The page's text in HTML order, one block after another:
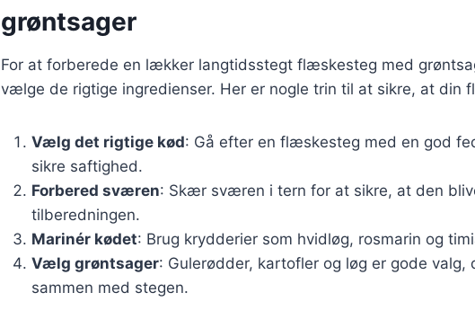
grøntsager
For at forberede en lækker langtidsstegt flæskesteg med
vælge de rigtige ingredienser. Her er nogle trin til at sikre, at din
Vælg det rigtige kød: Gå efter en flæskesteg med en god
sikre saftighed.
Forbered sværen: Skær sværen i tern for at sikre, at den
tilberedningen.
Marinér kødet: Brug krydderier som hvidløg, rosmarin og
Vælg grøntsager: Gulerødder, kartofler og løg er gode valg,
sammen med stegen.